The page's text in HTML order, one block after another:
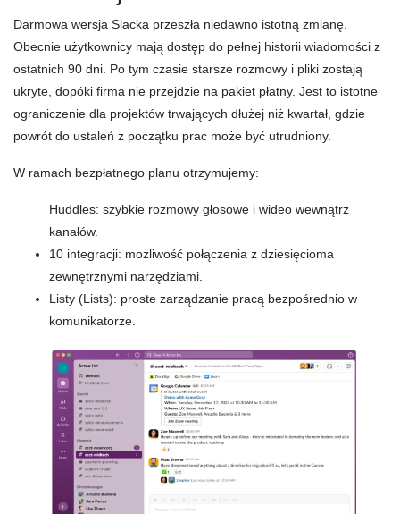
Darmowa wersja Slacka przeszła niedawno istotną zmianę.
Obecnie użytkownicy mają dostęp do pełnej historii wiadomości z
ostatnich 90 dni. Po tym czasie starsze rozmowy i pliki zostają
ukryte, dopóki firma nie przejdzie na pakiet płatny. Jest to istotne
ograniczenie dla projektów trwających dłużej niż kwartał, gdzie
powrót do ustaleń z początku prac może być utrudniony.
W ramach bezpłatnego planu otrzymujemy:
Huddles: szybkie rozmowy głosowe i wideo wewnątrz
kanałów.
10 integracji: możliwość połączenia z dziesięcioma
zewnętrznymi narzędziami.
Listy (Lists): proste zarządzanie pracą bezpośrednio w
komunikatorze.